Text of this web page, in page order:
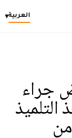
العربية▾
جراء